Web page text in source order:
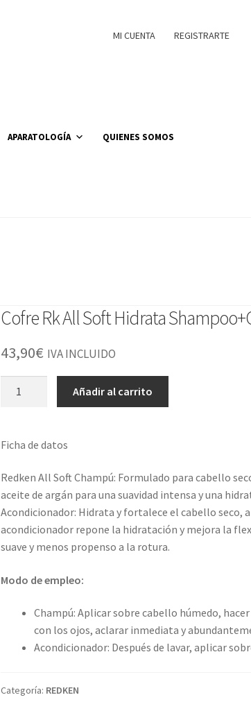
MI CUENTA REGISTRARTE
APARATOLOGÍA QUIENES SOMOS
Cofre Rk All Soft Hidrata
43,90€ IVA INCLUIDO
Hidrata
Shampoo+Conditioner
Añadir al carrito
Ficha de datos
Redken All Soft Champú: Formulado para cabello
aceite de argán para una suavidad intensa y una
Acondicionador: Hidrata y fortalece el cabello seco,
acondicionador repone la hidratación y mejora la
suave y menos propenso a la rotura.
Modo de empleo:
Champú: Aplicar sobre cabello húmedo,
con los ojos, aclarar inmediata y
Acondicionador: Después de lavar, aplicar
Categoría: REDKEN